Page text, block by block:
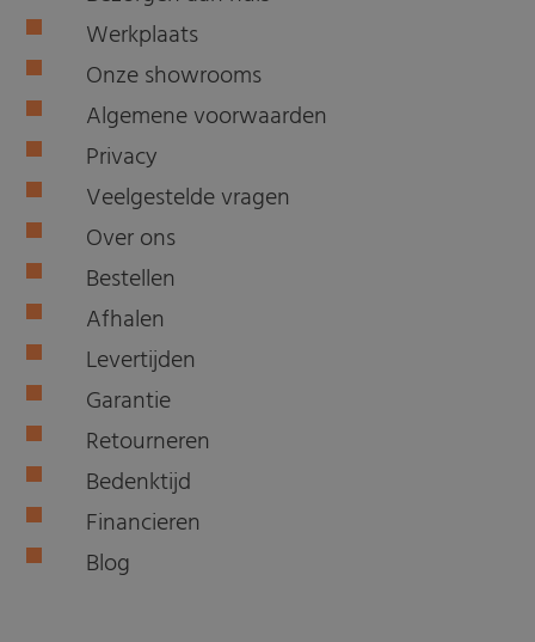
Werkplaats
Onze showrooms
Algemene voorwaarden
Privacy
Veelgestelde vragen
Over ons
Bestellen
Afhalen
Levertijden
Garantie
Retourneren
Bedenktijd
Financieren
Blog